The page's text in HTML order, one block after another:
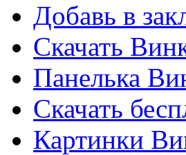
Добавь в
Скачать
Панелька
Скачать
Картинки